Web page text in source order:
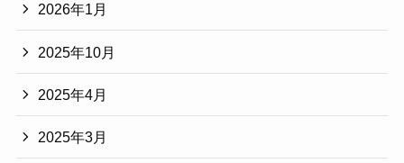
2026年1月
2025年10月
2025年4月
2025年3月